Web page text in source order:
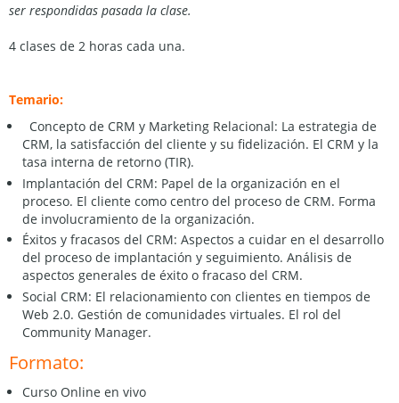
ser respondidas pasada la clase.
4 clases de 2 horas cada una.
Temario:
Concepto de CRM y Marketing Relacional: La estrategia de
CRM, la satisfacción del cliente y su fidelización. El CRM y la
tasa interna de retorno (TIR).
Implantación del CRM: Papel de la organización en el
proceso. El cliente como centro del proceso de CRM. Forma
de involucramiento de la organización.
Éxitos y fracasos del CRM: Aspectos a cuidar en el desarrollo
del proceso de implantación y seguimiento. Análisis de
aspectos generales de éxito o fracaso del CRM.
Social CRM: El relacionamiento con clientes en tiempos de
Web 2.0. Gestión de comunidades virtuales. El rol del
Community Manager.
Formato:
Curso Online en vivo